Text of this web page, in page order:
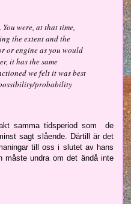
were, at that time,
the extent and the
or engine as you would
it has the same
we felt it was best
probability
samma tidsperiod som de
sagt slående. Därtill är det
till oss i slutet av hans
måste undra om det ändå inte